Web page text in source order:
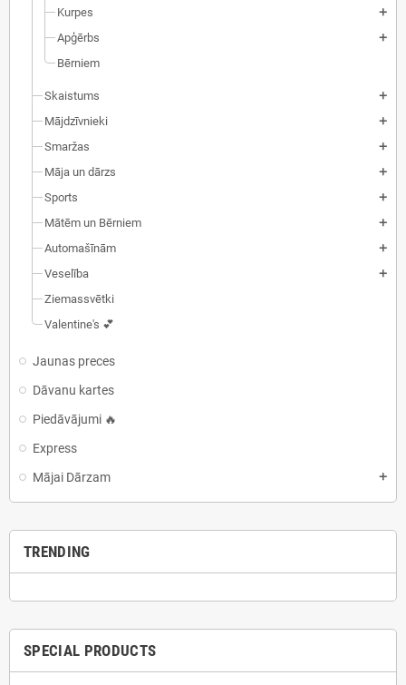
Kurpes add
Apģērbs add
Bērniem
Skaistums add
Mājdzīvnieki add
Smaržas add
Māja un dārzs add
Sports add
Mātēm un Bērniem add
Automašīnām add
Veselība add
Ziemassvētki
Valentine's 💕
Jaunas preces
Dāvanu kartes
Piedāvājumi 🔥
Express
Mājai Dārzam
add
TRENDING
SPECIAL PRODUCTS